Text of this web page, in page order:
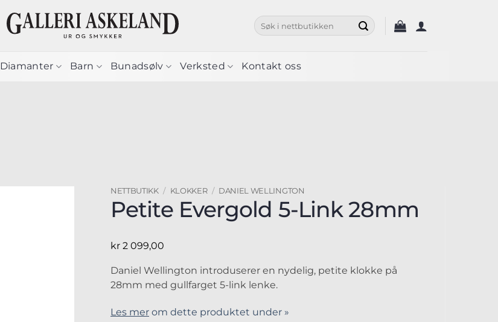
Søk
etter:
Diamanter Barn Bunadsølv Verksted Kontakt oss
NETTBUTIKK / KLOKKER / DANIEL WELLINGTON
Petite Evergold 5-Link 28mm
kr 2 099,00
Daniel Wellington introduserer en nydelig, petite klokke på
28mm med gullfarget 5-link lenke.
Les mer om dette produktet under »